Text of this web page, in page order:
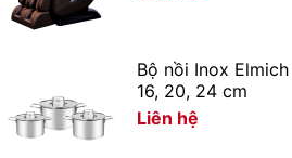
Bộ nồi Inox
16, 20, 24 cm
Liên hệ